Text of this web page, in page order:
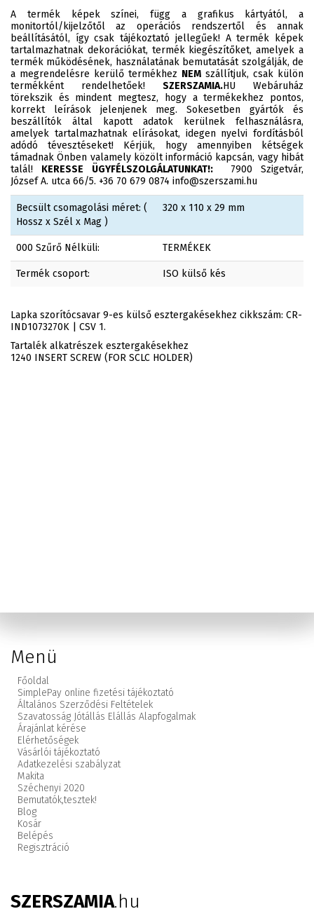
A termék képek színei, függ a grafikus kártyától, a
monitortól/kijelzőtől az operációs rendszertől és annak
beállításától, így csak tájékoztató jellegűek! A termék képek
tartalmazhatnak dekorációkat, termék kiegészítőket, amelyek a
termék működésének, használatának bemutatását szolgálják, de
a megrendelésre kerülő termékhez NEM szállítjuk, csak külön
termékként rendelhetőek! SZERSZAMIA.HU Webáruház
törekszik és mindent megtesz, hogy a termékekhez pontos,
korrekt leírások jelenjenek meg. Sokesetben gyártók és
beszállítók által kapott adatok kerülnek felhasználásra,
amelyek tartalmazhatnak elírásokat, idegen nyelvi fordításból
adódó tévesztéseket! Kérjük, hogy amennyiben kétségek
támadnak Önben valamely közölt információ kapcsán, vagy hibát
talál! KERESSE ÜGYFÉLSZOLGÁLATUNKAT!:7900 Szigetvár,
József A. utca 66/5. +36 70 679 0874 info@szerszami.hu
Becsült csomagolási méret: (
Hossz x Szél x Mag )
320 x 110 x 29 mm
000 Szűrő Nélküli: TERMÉKEK
Termék csoport: ISO külső kés
Lapka szorítócsavar 9-es külső esztergakésekhez cikkszám: CR-
IND1073270K | CSV 1.
Tartalék alkatrészek esztergakésekhez
1240 INSERT SCREW (FOR SCLC HOLDER)
Menü
Főoldal
SimplePay online fizetési tájékoztató
Általános Szerződési Feltételek
Szavatosság Jótállás Elállás Alapfogalmak
Árajánlat kérése
Elérhetőségek
Vásárlói tájékoztató
Adatkezelési szabályzat
Makita
Széchenyi 2020
Bemutatók,tesztek!
Blog
Kosár
Belépés
Regisztráció
SZERSZAMIA.hu